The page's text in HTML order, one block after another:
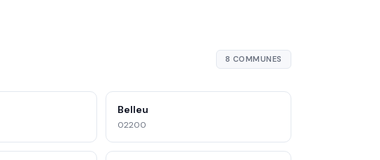
8 COMMUNES
Belleu
02200